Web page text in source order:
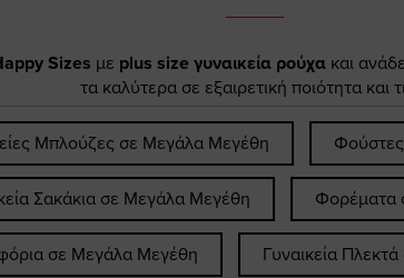
Sizes με plus size γυναικεία ρούχα και
τα καλύτερα σε εξαιρετική ποιότητα και
Μπλούζες σε Μεγάλα Μεγέθη
Σακάκια σε Μεγάλα Μεγέθη Φορέματα
σε Μεγάλα Μεγέθη Γυναικεία